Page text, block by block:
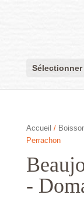
Accueil /
Perrachon
-